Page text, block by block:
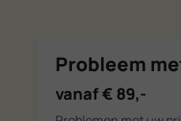
Probleem
vanaf € 89,-